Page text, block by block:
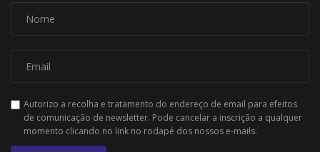
Autorizo a recolha e tratamento do endereço de email para efeitos
de comunicação de newsletter. Pode cancelar a inscrição a qualquer
momento clicando no link no rodapé dos nossos e-mails.